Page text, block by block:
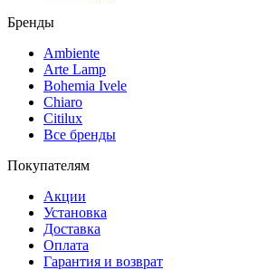
Бренды
Ambiente
Arte Lamp
Bohemia Ivele
Chiaro
Citilux
Все бренды
Покупателям
Акции
Установка
Доставка
Оплата
Гарантия и возврат